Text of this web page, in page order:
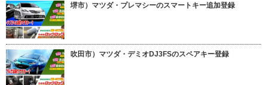
堺市）マツダ・プレマシーのスマートキー追加登録
吹田市）マツダ・デミオDJ3FSのスペアキー登録